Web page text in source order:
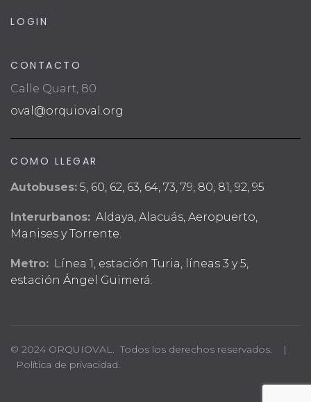
LOGIN
CONTACTO
Calle Quart, 80
oval@orquioval.org
COMO LLEGAR
Autobuses: 5, 60, 62, 63, 64, 73, 79, 80, 81, 92, 95
Interurbanos: Aldaya, Alacuás, Aeropuerto,
Manises y Torrente.
Metro: Línea 1, estación Turia, líneas 3 y 5,
estación Ángel Guimerá.
© 2024 ORQUIOVAL. Todos los derechos reservados. |
Política de privacidad.